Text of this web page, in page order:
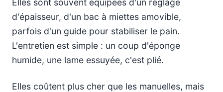
Elles sont souvent équipées d'un réglage
d'épaisseur, d'un bac à miettes amovible,
parfois d'un guide pour stabiliser le pain.
L'entretien est simple : un coup d'éponge
humide, une lame essuyée, c'est plié.
Elles coûtent plus cher que les manuelles, mais